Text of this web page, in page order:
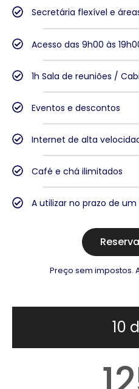
Secretária flexível e
Acesso das 9h00 às
1h Sala de reuniões /
Eventos e descontos
Internet de alta
Café e chá ilimitados
A utilizar no prazo de um
Preço sem impostos.
10